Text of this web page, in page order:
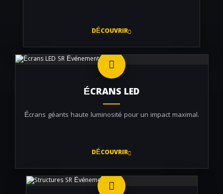
DÉCOUVRIR
ÉCRANS LED
Écrans géants haute luminosité pour un impact maximal.
DÉCOUVRIR